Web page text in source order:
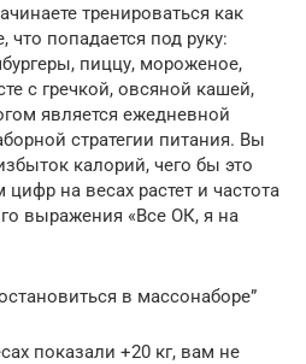
тренироваться как
попадается под руку:
пиццу, мороженое,
с гречкой, овсяной кашей,
является ежедневной
стратегии питания. Вы
калорий, чего бы это
на весах растет и частота
выражения «Все ОК, я на
в массонаборе”
показали +20 кг, вам не